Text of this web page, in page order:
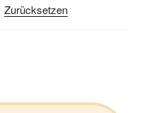
Zurücksetzen